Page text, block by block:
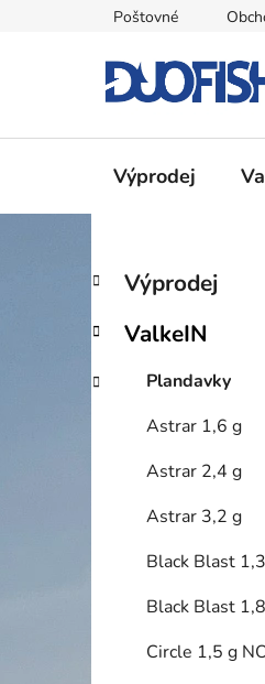
Poštovné
Výprodej
P
s
r
Přeskočit
kategorie
K
a
e
o
Výprodej
ValkeIN
Plandavky
Astrar 1,6 g
Astrar 2,4 g
Astrar 3,2 g
Black Blast
Black Blast
Circle 1,5 g